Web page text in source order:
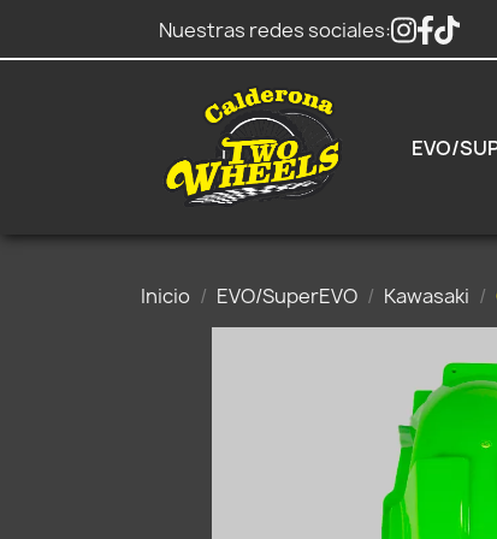
Nuestras redes sociales:
EVO/
Inicio EVO/SuperEVO Kawasaki